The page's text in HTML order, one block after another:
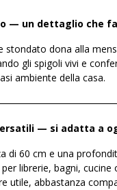
— un dettaglio che
stondato dona alla
gli spigoli vivi e
ambiente della casa.
— si adatta a
di 60 cm e una
librerie, bagni, cucine
utile, abbastanza